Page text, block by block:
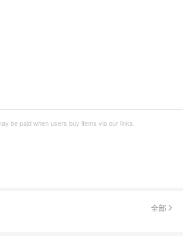
be paid when users buy items via our links.
全部